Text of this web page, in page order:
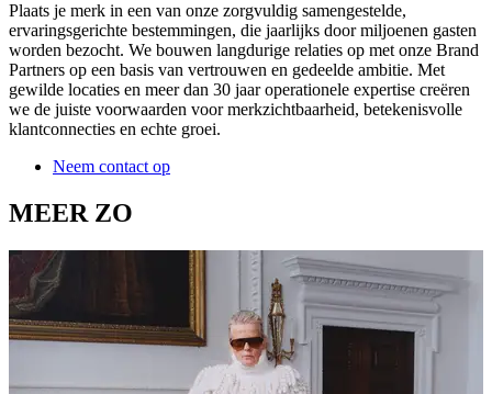
Plaats je merk in een van onze zorgvuldig samengestelde,
ervaringsgerichte bestemmingen, die jaarlijks door miljoenen gasten
worden bezocht. We bouwen langdurige relaties op met onze Brand
Partners op een basis van vertrouwen en gedeelde ambitie. Met
gewilde locaties en meer dan 30 jaar operationele expertise creëren
we de juiste voorwaarden voor merkzichtbaarheid, betekenisvolle
klantconnecties en echte groei.
Neem contact op
MEER ZO